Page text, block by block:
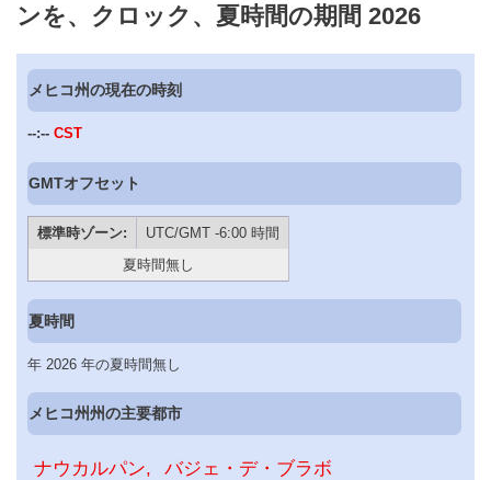
ンを、クロック、夏時間の期間 2026
メヒコ州の現在の時刻
--:-- CST
GMTオフセット
標準時ゾーン:
UTC/GMT -6:00 時間
夏時間無し
夏時間
年 2026 年の夏時間無し
メヒコ州州の主要都市
ナウカルパン バジェ・デ・ブラボ